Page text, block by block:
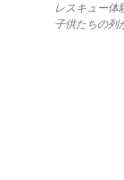
レスキュー体
子供たちの列